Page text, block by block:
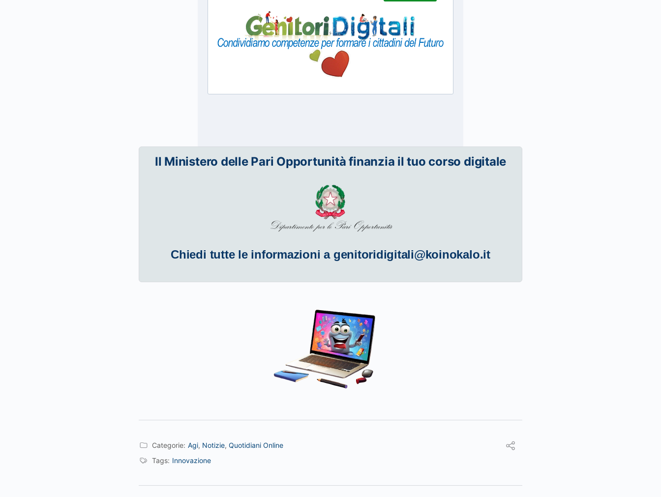
Il Ministero delle Pari Opportunità finanzia il tuo corso digitale
Chiedi tutte le informazioni a genitoridigitali@koinokalo.it
Categorie: Agi, Notizie, Quotidiani Online
Tags: Innovazione